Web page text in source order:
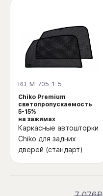
RD-M-705-1-5
Chiko Premium
светопропускаемость
5-15%
на зажимах
Каркасные автошторки
Chiko для задних
дверей (стандарт)